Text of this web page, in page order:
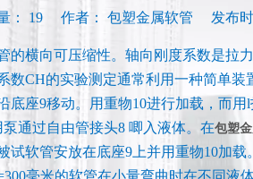
： 19 作者： 包塑金属软管 发布
的横向可压缩性。轴向刚度系数是拉
数CH的实验测定通常利用一种简单
底座9移动。用重物10进行加载，而
通过自由管接头8 唧入液体。在包塑
试软管安放在底座9上并用重物10加
毫米的软管在小量弯曲时在不同液